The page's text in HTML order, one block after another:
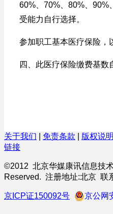
60%、70%、80%、90%
受能力自行选择。
参加职工基本医疗保险，
四、此医疗保险缴费基
关于我们 免责条款 版权说明
链接
©2012 北京华媒康讯信息技
Reserved. 注册地址:北京 联
京ICP证150092号 京公网